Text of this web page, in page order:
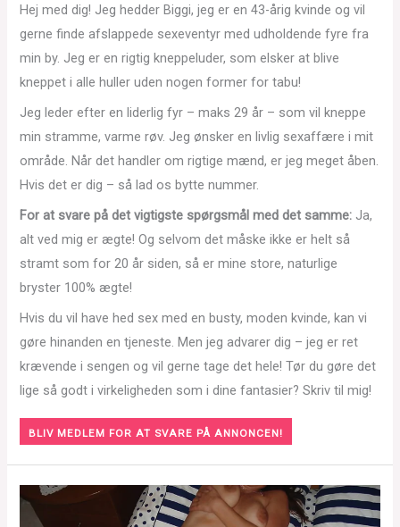
Hej med dig! Jeg hedder Biggi, jeg er en 43-årig kvinde og vil
gerne finde afslappede sexeventyr med udholdende fyre fra
min by. Jeg er en rigtig kneppeluder, som elsker at blive
kneppet i alle huller uden nogen former for tabu!
Jeg leder efter en liderlig fyr – maks 29 år – som vil kneppe
min stramme, varme røv. Jeg ønsker en livlig sexaffære i mit
område. Når det handler om rigtige mænd, er jeg meget åben.
Hvis det er dig – så lad os bytte nummer.
For at svare på det vigtigste spørgsmål med det samme: Ja,
alt ved mig er ægte! Og selvom det måske ikke er helt så
stramt som for 20 år siden, så er mine store, naturlige
bryster 100% ægte!
Hvis du vil have hed sex med en busty, moden kvinde, kan vi
gøre hinanden en tjeneste. Men jeg advarer dig – jeg er ret
krævende i sengen og vil gerne tage det hele! Tør du gøre det
lige så godt i virkeligheden som i dine fantasier? Skriv til mig!
BLIV MEDLEM FOR AT SVARE PÅ ANNONCEN!